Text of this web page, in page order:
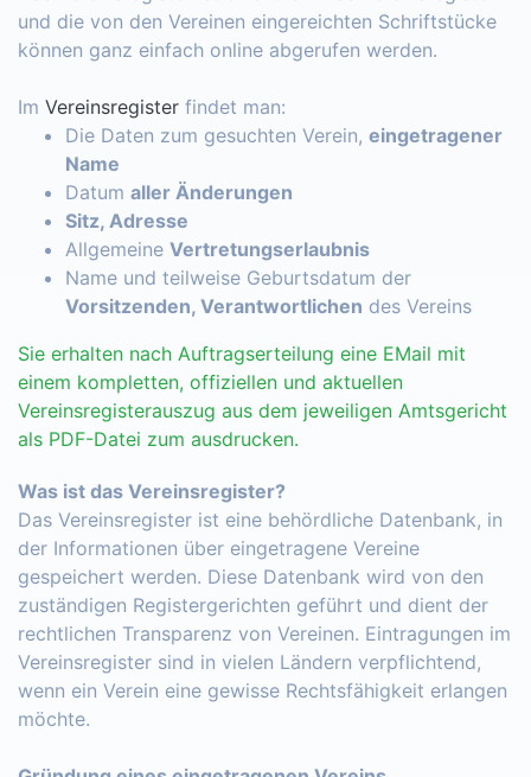
und die von den Vereinen eingereichten Schriftstücke
können ganz einfach online abgerufen werden.
Im Vereinsregister findet man:
Die Daten zum gesuchten Verein, eingetragener
Name
Datum aller Änderungen
Sitz, Adresse
Allgemeine Vertretungserlaubnis
Name und teilweise Geburtsdatum der
Vorsitzenden, Verantwortlichen des Vereins
Sie erhalten nach Auftragserteilung eine EMail mit
einem kompletten, offiziellen und aktuellen
Vereinsregisterauszug aus dem jeweiligen Amtsgericht
als PDF-Datei zum ausdrucken.
Was ist das Vereinsregister?
Das Vereinsregister ist eine behördliche Datenbank, in
der Informationen über eingetragene Vereine
gespeichert werden. Diese Datenbank wird von den
zuständigen Registergerichten geführt und dient der
rechtlichen Transparenz von Vereinen. Eintragungen im
Vereinsregister sind in vielen Ländern verpflichtend,
wenn ein Verein eine gewisse Rechtsfähigkeit erlangen
möchte.